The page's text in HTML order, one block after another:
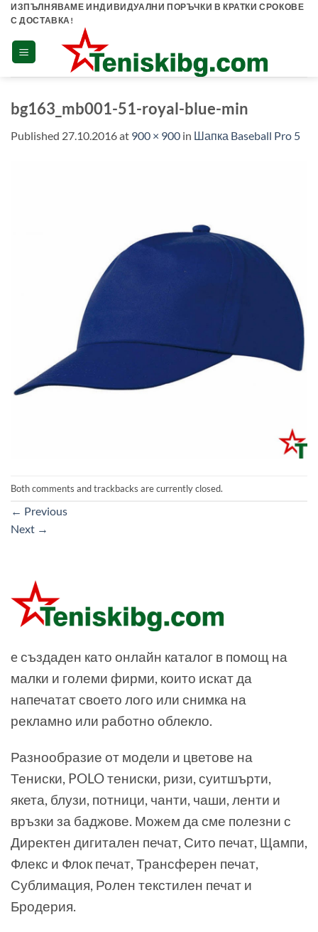
Skip
content
ИЗПЪЛНЯВАМЕ ИНДИВИДУАЛНИ ПОРЪЧКИ В КРАТКИ СРОКОВЕ
С ДОСТАВКА!
bg163_mb001-51-royal-blue-min
Published 27.10.2016at 900 × 900 in Шапка Baseball Pro 5
Both comments and trackbacks are currently closed.
← Previous
Next →
e създаден като онлайн каталог в помощ на
малки и големи фирми, които искат да
напечатат своето лого или снимка на
рекламно или работно облекло.
Разнообразие от модели и цветове на
Тениски, POLO тениски, ризи, суитшърти,
якета, блузи, потници, чанти, чаши, ленти и
връзки за баджове. Можем да сме полезни с
Директен дигитален печат, Сито печат, Щампи,
Флекс и Флок печат, Трансферен печат,
Сублимация, Ролен текстилен печат и
Бродерия.